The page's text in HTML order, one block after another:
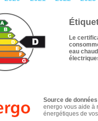
Le
eau
Source de données
energo vous aide à
énergétiques de